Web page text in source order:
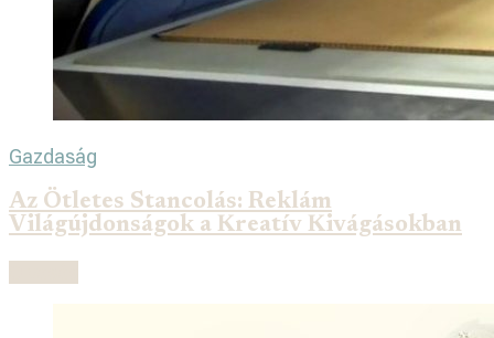
Gazdaság
Az Ötletes Stancolás: Reklám
Világújdonságok a Kreatív Kivágásokban